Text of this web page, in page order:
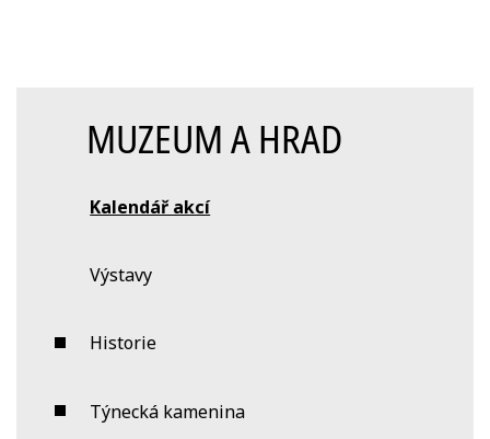
MUZEUM A HRAD
Kalendář akcí
Výstavy
Historie
Týnecká kamenina